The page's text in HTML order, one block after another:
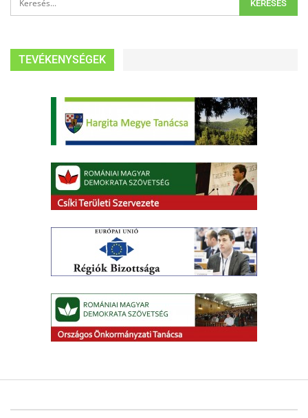
TEVÉKENYSÉGEK